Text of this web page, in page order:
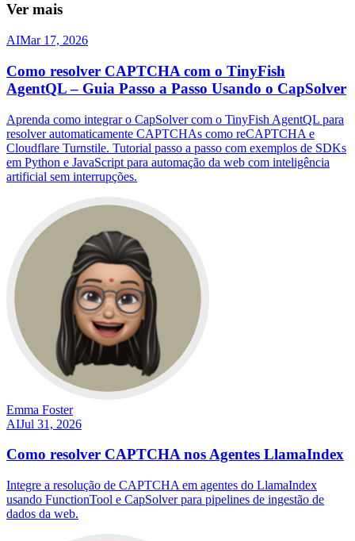
Ver mais
AIMar 17, 2026
Como resolver CAPTCHA com o TinyFish
AgentQL – Guia Passo a Passo Usando o CapSolver
Aprenda como integrar o CapSolver com o TinyFish AgentQL para
resolver automaticamente CAPTCHAs como reCAPTCHA e
Cloudflare Turnstile. Tutorial passo a passo com exemplos de SDKs
em Python e JavaScript para automação da web com inteligência
artificial sem interrupções.
Emma Foster
AIJul 31, 2026
Como resolver CAPTCHA nos Agentes LlamaIndex
Integre a resolução de CAPTCHA em agentes do LlamaIndex
usando FunctionTool e CapSolver para pipelines de ingestão de
dados da web.